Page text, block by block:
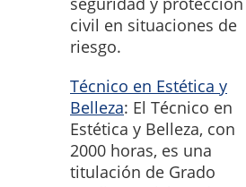
civil en situaciones de
riesgo.
Técnico en Estética y
Belleza: El Técnico en
Estética y Belleza, con
2000 horas, es una
titulación de Grado